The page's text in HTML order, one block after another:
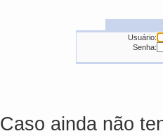
Usuário:
Senha:
Caso ainda não